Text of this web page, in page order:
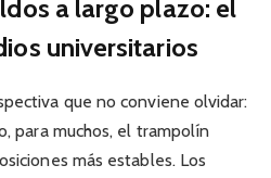
a largo plazo: el
universitarios
que no conviene olvidar:
para muchos, el trampolín
más estables. Los